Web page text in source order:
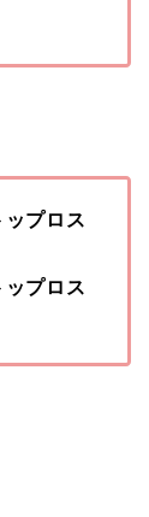
プロス
プロス